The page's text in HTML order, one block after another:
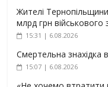
Жителі
млрд грн військового
15:31 | 6.08.2026
Смертельна знахідка
15:07 | 6.08.2026